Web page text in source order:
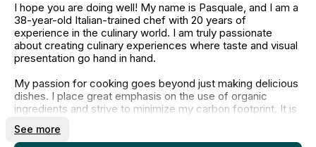
I hope you are doing well! My name is Pasquale, and I am a
38-year-old Italian-trained chef with 20 years of
experience in the culinary world. I am truly passionate
about creating culinary experiences where taste and visual
presentation go hand in hand.
My passion for cooking goes beyond just making delicious
dishes. I place great emphasis on the use of organic
ingredients and strive to minimize my carbon footprint. It is
tantalize the taste buds but also respect our environment.
See more